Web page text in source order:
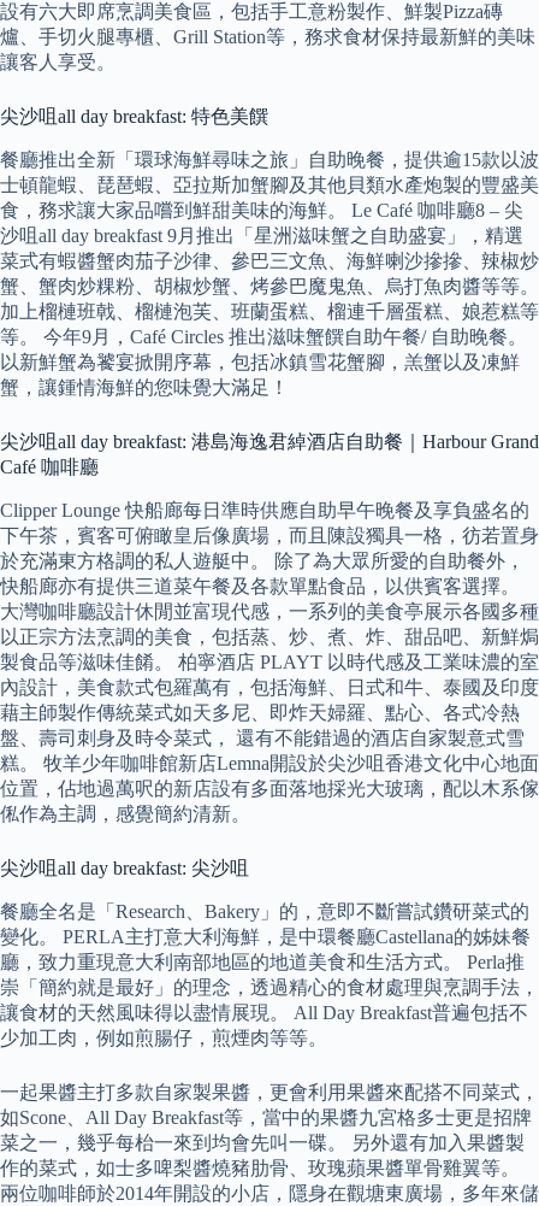
設有六大即席烹調美食區，包括手工意粉製作、鮮製Pizza磚
爐、手切火腿專櫃、Grill Station等，務求食材保持最新鮮的美味
讓客人享受。
尖沙咀all day breakfast: 特色美饌
餐廳推出全新「環球海鮮尋味之旅」自助晚餐，提供逾15款以波
士頓龍蝦、琵琶蝦、亞拉斯加蟹腳及其他貝類水產炮製的豐盛美
食，務求讓大家品嚐到鮮甜美味的海鮮。 Le Café 咖啡廳8 – 尖
沙咀all day breakfast 9月推出「星洲滋味蟹之自助盛宴」，精選
菜式有蝦醬蟹肉茄子沙律、參巴三文魚、海鮮喇沙摻摻、辣椒炒
蟹、蟹肉炒粿粉、胡椒炒蟹、烤參巴魔鬼魚、烏打魚肉醬等等。
加上榴槤班戟、榴槤泡芙、班蘭蛋糕、榴連千層蛋糕、娘惹糕等
等。 今年9月，Café Circles 推出滋味蟹饌自助午餐/ 自助晚餐。
以新鮮蟹為饕宴掀開序幕，包括冰鎮雪花蟹腳，羔蟹以及凍鮮
蟹，讓鍾情海鮮的您味覺大滿足！
尖沙咀all day breakfast: 港島海逸君綽酒店自助餐｜Harbour Grand
Café 咖啡廳
Clipper Lounge 快船廊每日準時供應自助早午晚餐及享負盛名的
下午茶，賓客可俯瞰皇后像廣場，而且陳設獨具一格，彷若置身
於充滿東方格調的私人遊艇中。 除了為大眾所愛的自助餐外，
快船廊亦有提供三道菜午餐及各款單點食品，以供賓客選擇。
大灣咖啡廳設計休閒並富現代感，一系列的美食亭展示各國多種
以正宗方法烹調的美食，包括蒸、炒、煮、炸、甜品吧、新鮮焗
製食品等滋味佳餚。 柏寧酒店 PLAYT 以時代感及工業味濃的室
內設計，美食款式包羅萬有，包括海鮮、日式和牛、泰國及印度
藉主師製作傳統菜式如天多尼、即炸天婦羅、點心、各式冷熱
盤、壽司刺身及時令菜式， 還有不能錯過的酒店自家製意式雪
糕。 牧羊少年咖啡館新店Lemna開設於尖沙咀香港文化中心地面
位置，佔地過萬呎的新店設有多面落地採光大玻璃，配以木系傢
俬作為主調，感覺簡約清新。
尖沙咀all day breakfast: 尖沙咀
餐廳全名是「Research、Bakery」的，意即不斷嘗試鑽研菜式的
變化。 PERLA主打意大利海鮮，是中環餐廳Castellana的姊妹餐
廳，致力重現意大利南部地區的地道美食和生活方式。 Perla推
崇「簡約就是最好」的理念，透過精心的食材處理與烹調手法，
讓食材的天然風味得以盡情展現。 All Day Breakfast普遍包括不
少加工肉，例如煎腸仔，煎煙肉等等。
一起果醬主打多款自家製果醬，更會利用果醬來配搭不同菜式，
如Scone、All Day Breakfast等，當中的果醬九宮格多士更是招牌
菜之一，幾乎每枱一來到均會先叫一碟。 另外還有加入果醬製
作的菜式，如士多啤梨醬燒豬肋骨、玫瑰蘋果醬單骨雞翼等。
兩位咖啡師於2014年開設的小店，隱身在觀塘東廣場，多年來儲